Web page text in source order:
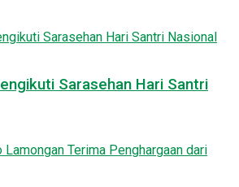
Sarasehan Hari Santri